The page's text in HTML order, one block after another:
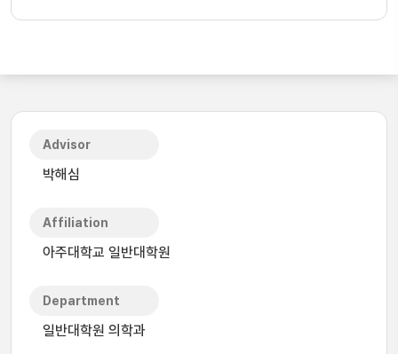
Advisor
박해심
Affiliation
아주대학교 일반대학원
Department
일반대학원 의학과